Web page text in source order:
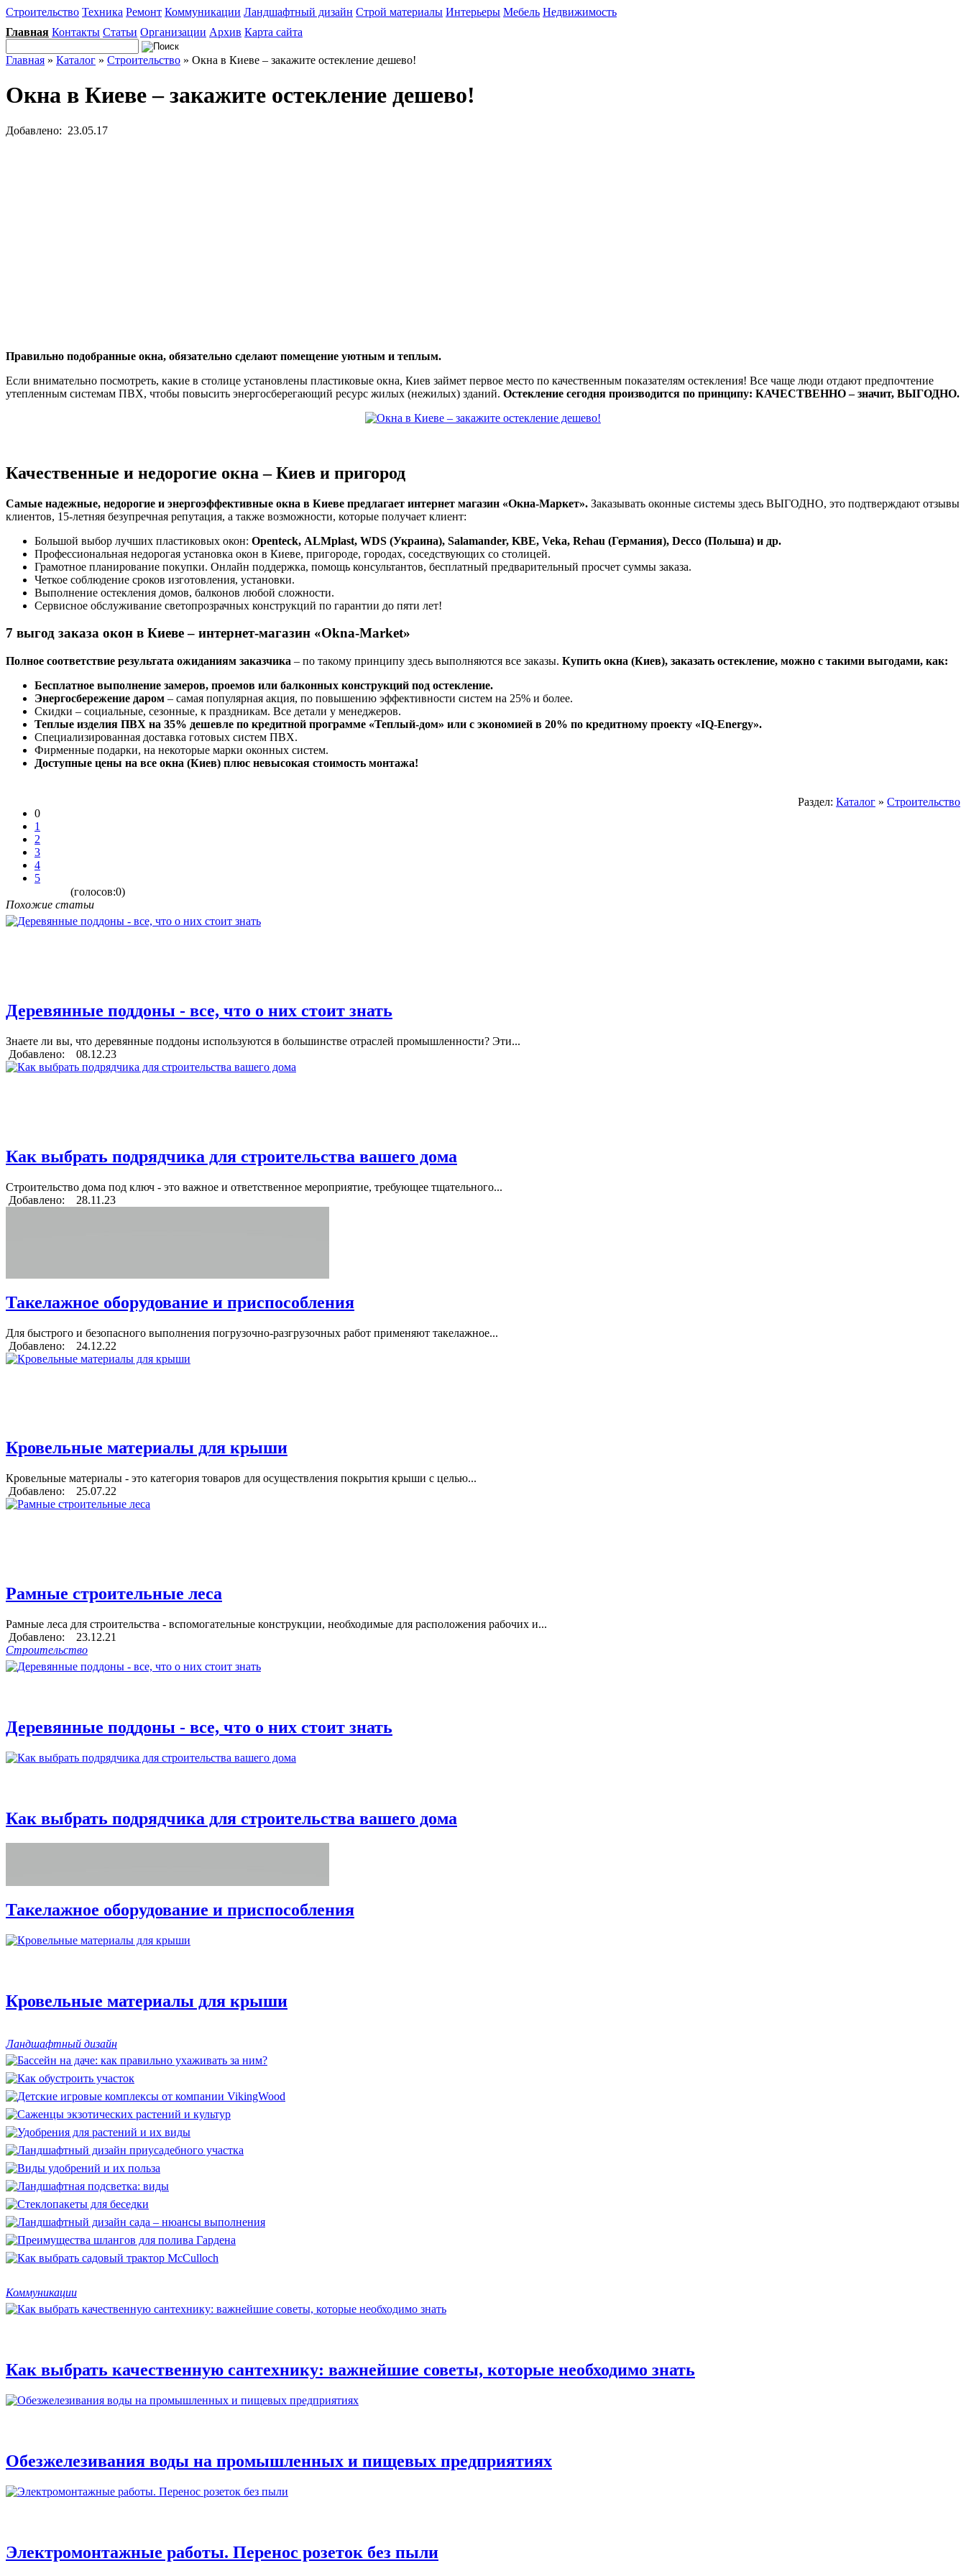
Строительство Техника Ремонт Коммуникации Ландшафтный дизайн Строй материалы Интерьеры Мебель Недвижимость
Главная Контакты Статьи Организации Архив Карта сайта
Главная » Каталог » Строительство » Окна в Киеве – закажите остекление дешево!
Окна в Киеве – закажите остекление дешево!
Добавлено: 23.05.17
Правильно подобранные окна, обязательно сделают помещение уютным и теплым.
Если внимательно посмотреть, какие в столице установлены пластиковые окна, Киев займет первое место по качественным показателям остекления! Все чаще люди отдают предпочтение
утепленным системам ПВХ, чтобы повысить энергосберегающий ресурс жилых (нежилых) зданий. Остекление сегодня производится по принципу: КАЧЕСТВЕННО – значит, ВЫГОДНО.
Качественные и недорогие окна – Киев и пригород
Самые надежные, недорогие и энергоэффективные окна в Киеве предлагает интернет магазин «Окна-Маркет». Заказывать оконные системы здесь ВЫГОДНО, это подтверждают отзывы
клиентов, 15-летняя безупречная репутация, а также возможности, которые получает клиент:
Большой выбор лучших пластиковых окон: Openteck, ALMplast, WDS (Украина), Salamander, KBE, Veka, Rehau (Германия), Decco (Польша) и др.
Профессиональная недорогая установка окон в Киеве, пригороде, городах, соседствующих со столицей.
Грамотное планирование покупки. Онлайн поддержка, помощь консультантов, бесплатный предварительный просчет суммы заказа.
Четкое соблюдение сроков изготовления, установки.
Выполнение остекления домов, балконов любой сложности.
Сервисное обслуживание светопрозрачных конструкций по гарантии до пяти лет!
7 выгод заказа окон в Киеве – интернет-магазин «Okna-Market»
Полное соответствие результата ожиданиям заказчика – по такому принципу здесь выполняются все заказы. Купить окна (Киев), заказать остекление, можно с такими выгодами, как:
Бесплатное выполнение замеров, проемов или балконных конструкций под остекление.
Энергосбережение даром – самая популярная акция, по повышению эффективности систем на 25% и более.
Скидки – социальные, сезонные, к праздникам. Все детали у менеджеров.
Теплые изделия ПВХ на 35% дешевле по кредитной программе «Теплый-дом» или с экономией в 20% по кредитному проекту «IQ-Energy».
Специализированная доставка готовых систем ПВХ.
Фирменные подарки, на некоторые марки оконных систем.
Доступные цены на все окна (Киев) плюс невысокая стоимость монтажа!
0
1
2
3
4
5
(голосов:0)
Раздел: Каталог » Строительство
Похожие статьи
Деревянные поддоны - все, что о них стоит знать
Знаете ли вы, что деревянные поддоны используются в большинстве отраслей промышленности? Эти...
Добавлено: 08.12.23
Как выбрать подрядчика для строительства вашего дома
Строительство дома под ключ - это важное и ответственное мероприятие, требующее тщательного...
Добавлено: 28.11.23
Такелажное оборудование и приспособления
Для быстрого и безопасного выполнения погрузочно-разгрузочных работ применяют такелажное...
Добавлено: 24.12.22
Кровельные материалы для крыши
Кровельные материалы - это категория товаров для осуществления покрытия крыши с целью...
Добавлено: 25.07.22
Рамные строительные леса
Рамные леса для строительства - вспомогательные конструкции, необходимые для расположения рабочих и...
Добавлено: 23.12.21
Строительство
Деревянные поддоны - все, что о них стоит знать
Как выбрать подрядчика для строительства вашего дома
Такелажное оборудование и приспособления
Кровельные материалы для крыши
Ландшафтный дизайн
Коммуникации
Как выбрать качественную сантехнику: важнейшие советы, которые необходимо знать
Обезжелезивания воды на промышленных и пищевых предприятиях
Электромонтажные работы. Перенос розеток без пыли